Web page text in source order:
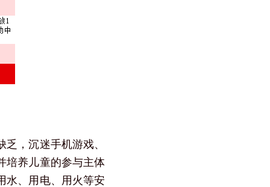
，沉迷手机游戏、
培养儿童的参与主体
水、用电、用火等安